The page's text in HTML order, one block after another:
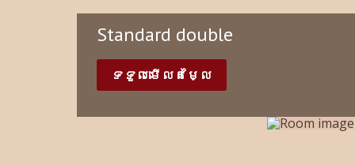
Standard double
ទទួលមើលតម្លៃ